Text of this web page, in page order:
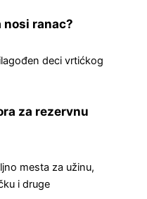
nosi ranac?
deci vrtićkog
za rezervnu
mesta za užinu,
i druge